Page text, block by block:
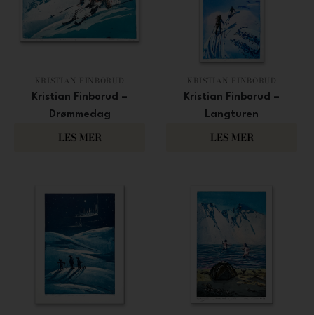
KRISTIAN FINBORUD
Kristian Finborud –
Drømmedag
2 700
LES MER
KRISTIAN FINBORUD
Kristian Finborud –
Langturen
3 800
LES MER